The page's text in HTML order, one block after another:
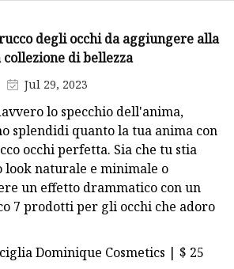
degli occhi da aggiungere alla
collezione di bellezza
Jul 29, 2023
lo specchio dell'anima,
splendidi quanto la tua anima con
occhi perfetta. Sia che tu stia
look naturale e minimale o
un effetto drammatico con un
7 prodotti per gli occhi che adoro
Dominique Cosmetics | $ 25